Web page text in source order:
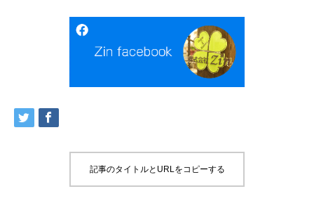
記事のタイトルとURLをコピーする